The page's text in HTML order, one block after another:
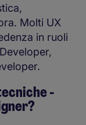
Molti UX
in ruoli
-